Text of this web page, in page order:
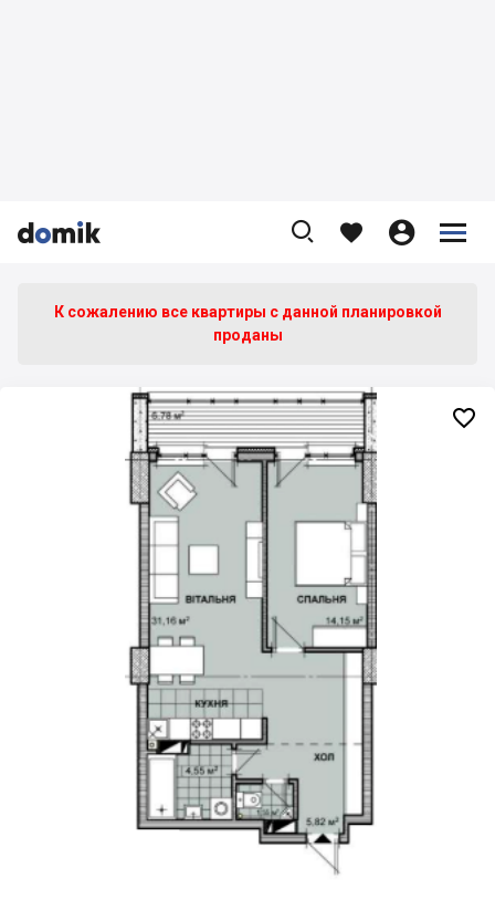


    


К сожалению все квартиры c данной планировкой
проданы
